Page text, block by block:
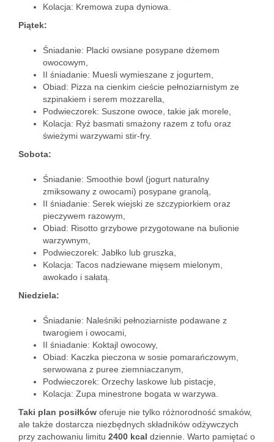
Kolacja: Kremowa zupa dyniowa.
Piątek:
Śniadanie: Placki owsiane posypane dżemem
owocowym,
II śniadanie: Muesli wymieszane z jogurtem,
Obiad: Pizza na cienkim cieście pełnoziarnistym ze
szpinakiem i serem mozzarella,
Podwieczorek: Suszone owoce, takie jak morele,
Kolacja: Ryż basmati smażony razem z tofu oraz
świeżymi warzywami stir-fry.
Sobota:
Śniadanie: Smoothie bowl (jogurt naturalny
zmiksowany z owocami) posypane granolą,
II śniadanie: Serek wiejski ze szczypiorkiem oraz
pieczywem razowym,
Obiad: Risotto grzybowe przygotowane na bulionie
warzywnym,
Podwieczorek: Jabłko lub gruszka,
Kolacja: Tacos nadziewane mięsem mielonym,
awokado i sałatą.
Niedziela:
Śniadanie: Naleśniki pełnoziarniste podawane z
twarogiem i owocami,
II śniadanie: Koktajl owocowy,
Obiad: Kaczka pieczona w sosie pomarańczowym,
serwowana z puree ziemniaczanym,
Podwieczorek: Orzechy laskowe lub pistacje,
Kolacja: Zupa minestrone bogata w warzywa.
Taki plan posiłków oferuje nie tylko różnorodność smaków,
ale także dostarcza niezbędnych składników odżywczych
przy zachowaniu limitu 2400 kcal dziennie. Warto pamiętać o